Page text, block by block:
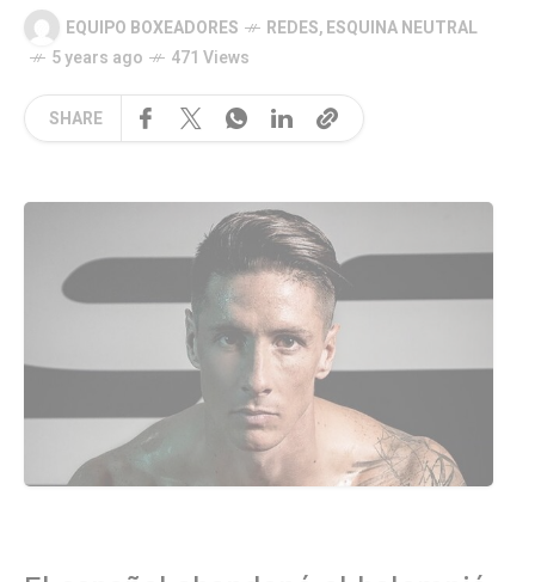
EQUIPO BOXEADORES REDES,ESQUINA NEUTRAL
5 years ago
471 Views
SHARE